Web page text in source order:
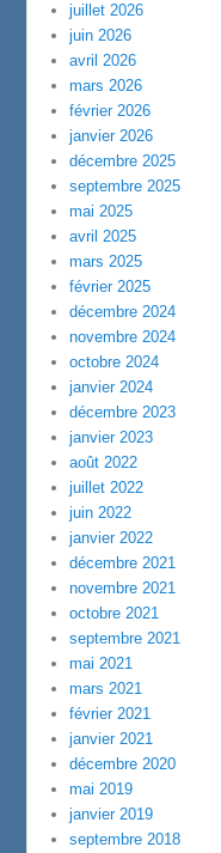
juillet 2026
juin 2026
avril 2026
mars 2026
février 2026
janvier 2026
décembre 2025
septembre 2025
mai 2025
avril 2025
mars 2025
février 2025
décembre 2024
novembre 2024
octobre 2024
janvier 2024
décembre 2023
janvier 2023
août 2022
juillet 2022
juin 2022
janvier 2022
décembre 2021
novembre 2021
octobre 2021
septembre 2021
mai 2021
mars 2021
février 2021
janvier 2021
décembre 2020
mai 2019
janvier 2019
septembre 2018